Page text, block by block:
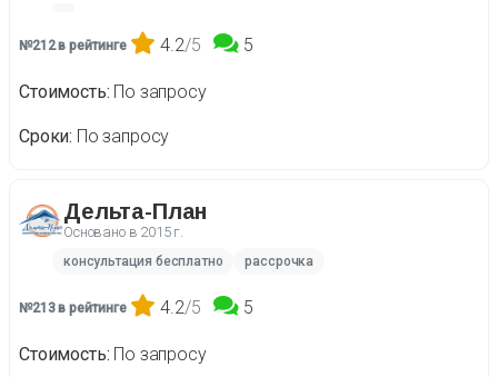
№212 в рейтинге 4.2/5 5
Стоимость По запросу
Сроки По запросу
Дельта-План
Основано в 2015 г.
консультация бесплатно рассрочка
№213 в рейтинге 4.2/5 5
Стоимость По запросу